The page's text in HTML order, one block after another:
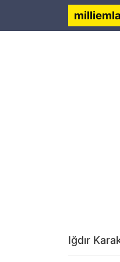
Iğdır